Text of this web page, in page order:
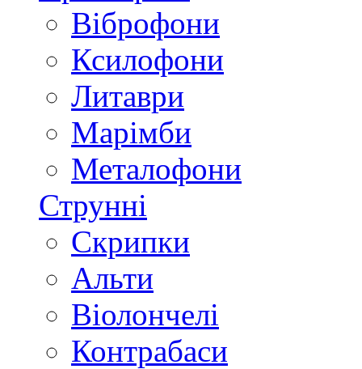
Віброфони
Ксилофони
Литаври
Марімби
Металофони
Струнні
Скрипки
Альти
Віолончелі
Контрабаси